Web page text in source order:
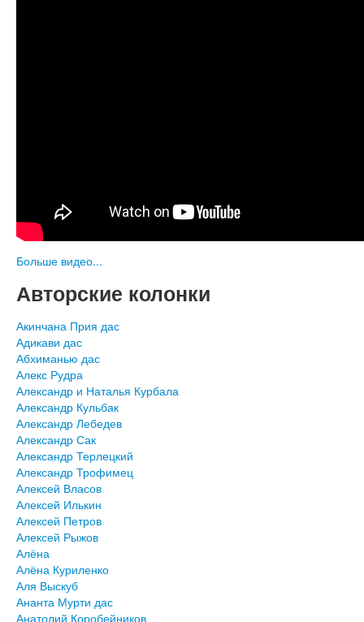
Больше видео...
Авторские колонки
Акинчана Прия дас
Адикави дас
Абхиманью дас
Алекс Рудра
Александр и Наталья Курбала
Александр Кульбак
Александр Лебедев
Александр Сак
Александр Терлецкий
Александр Трофимец
Алексей Власов
Алексей Илькин
Алексей Петров
Алексей Рыжов
Алёна
Алёна Куриленко
Аля Выскуб
Ананта Мурти дас
Анатолий Коробейников